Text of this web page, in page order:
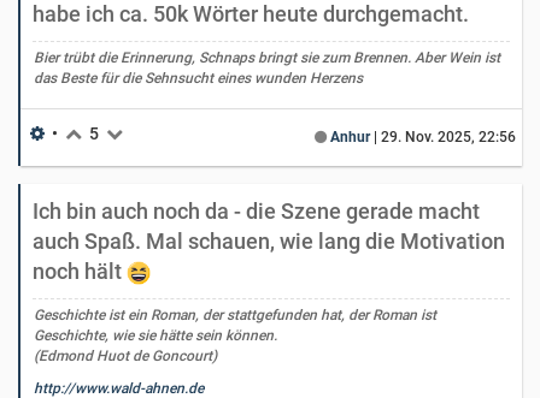
habe ich ca. 50k Wörter heute durchgemacht.
Bier trübt die Erinnerung, Schnaps bringt sie zum Brennen. Aber Wein ist
das Beste für die Sehnsucht eines wunden Herzens
Anhur| 29. Nov. 2025, 22:56
• 5
Ich bin auch noch da - die Szene gerade macht
auch Spaß. Mal schauen, wie lang die Motivation
noch hält
Geschichte ist ein Roman, der stattgefunden hat, der Roman ist
Geschichte, wie sie hätte sein können.
(Edmond Huot de Goncourt)
http://www.wald-ahnen.de